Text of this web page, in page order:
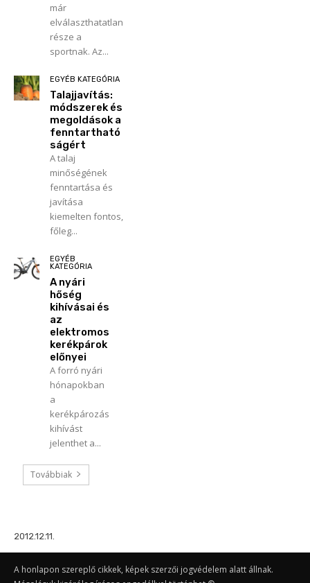
már
elválaszthatatlan
része a
sportnak. Az...
EGYÉB KATEGÓRIA
Talajjavítás:
módszerek és
megoldások a
fenntartható
ságért
A talaj
minőségének
fenntartása és
javítása
kiemelten fontos,
főleg...
EGYÉB
KATEGÓRIA
A nyári
hőség
kihívásai és
az
elektromos
kerékpárok
előnyei
A forró nyári
hónapokban
a
kerékpározás
kihívást
jelenthet a...
Továbbiak
2012.12.11.
A honlapon szereplő cikkek, képek szerzői jogvédelem alatt állnak.